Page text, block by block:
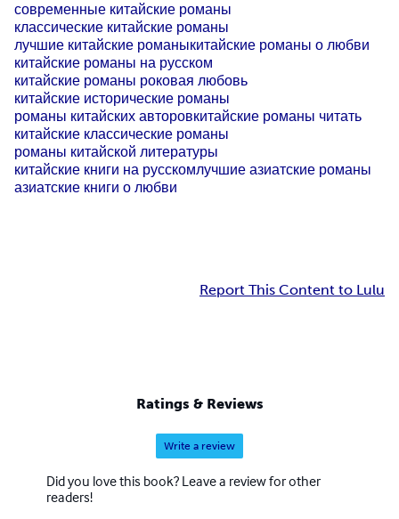
современные китайские романы
классические китайские романы
лучшие китайские романыкитайские романы о любви
китайские романы на русском
китайские романы роковая любовь
китайские исторические романы
романы китайских авторовкитайские романы читать
китайские классические романы
романы китайской литературы
китайские книги на русскомлучшие азиатские романы
азиатские книги о любви
Report This Content to Lulu
Ratings & Reviews
Write a review
Did you love this book? Leave a review for other
readers!